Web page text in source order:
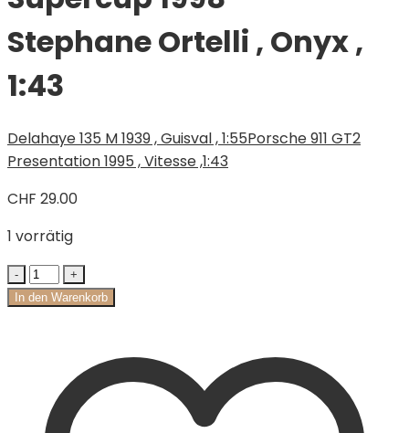
Stephane Ortelli , Onyx ,
1:43
Delahaye 135 M 1939 , Guisval , 1:55Porsche 911 GT2
Presentation 1995 , Vitesse ,1:43
CHF 29.00
1 vorrätig
In den Warenkorb